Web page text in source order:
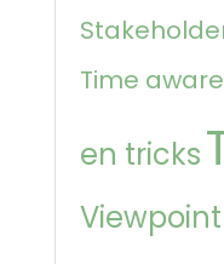
Time
en tricks
Viewpoint